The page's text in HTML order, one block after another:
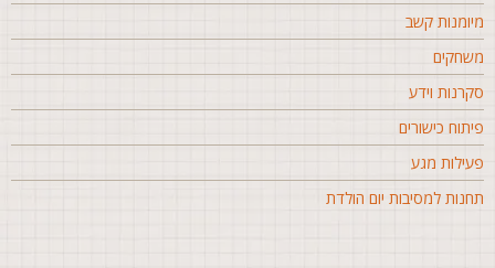
קשב
וידע
כישורים
מגע
למסיבות יום הולדת